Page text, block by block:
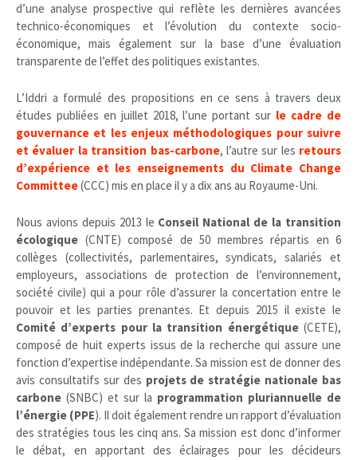
d’une analyse prospective qui reflète les dernières avancées
technico-économiques et l’évolution du contexte socio-
économique, mais également sur la base d’une évaluation
transparente de l’effet des politiques existantes.
L’Iddri a formulé des propositions en ce sens à travers deux
études publiées en juillet 2018, l’une portant sur le cadre de
gouvernance et les enjeux méthodologiques pour suivre
et évaluer la transition bas-carbone, l’autre sur les retours
d’expérience et les enseignements du Climate Change
Committee(CCC) mis en place il y a dix ans au Royaume-Uni.
Nous avions depuis 2013 le Conseil National de la transition
écologique (CNTE) composé de 50 membres répartis en 6
collèges (collectivités, parlementaires, syndicats, salariés et
employeurs, associations de protection de l’environnement,
société civile) qui a pour rôle d’assurer la concertation entre le
pouvoir et les parties prenantes. Et depuis 2015 il existe le
Comité d’experts pour la transition énergétique(CETE),
composé de huit experts issus de la recherche qui assure une
fonction d’expertise indépendante. Sa mission est de donner des
avis consultatifs sur des projets de stratégie nationale bas
carbone (SNBC) et sur la programmation pluriannuelle de
l’énergie (PPE). Il doit également rendre un rapport d’évaluation
des stratégies tous les cinq ans. Sa mission est donc d’informer
le débat, en apportant des éclairages pour les décideurs